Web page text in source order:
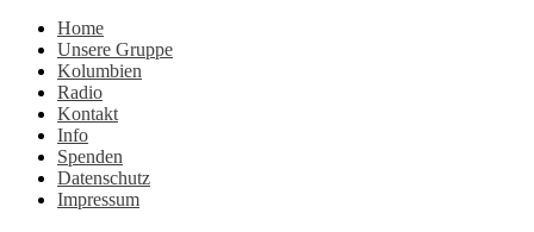
Home
Unsere Gruppe
Kolumbien
Radio
Kontakt
Info
Spenden
Datenschutz
Impressum